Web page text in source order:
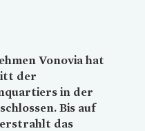
Vonovia hat
der
in der
Bis auf
das